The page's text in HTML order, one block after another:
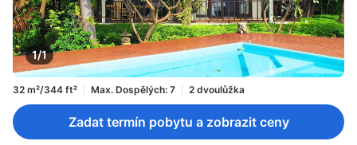
1/1
32 m²/344 ft² Max. Dospělých: 7 2 dvoulůžka
Zadat termín pobytu a zobrazit ceny